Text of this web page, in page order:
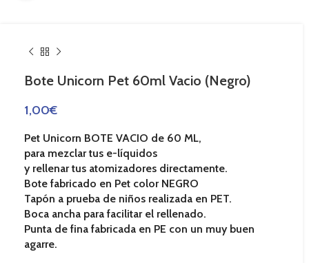
Bote Unicorn Pet 60ml Vacio (Negro)
1,00€
Pet Unicorn BOTE VACIO de 60 ML,
para mezclar tus e-líquidos
y rellenar tus atomizadores directamente.
Bote fabricado en Pet color NEGRO
Tapón a prueba de niños realizada en PET.
Boca ancha para facilitar el rellenado.
Punta de fina fabricada en PE con un muy buen
agarre.